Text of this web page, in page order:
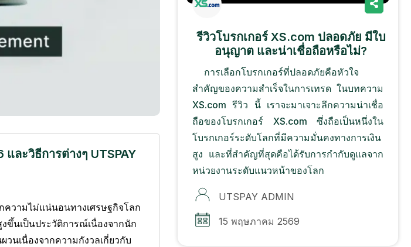
ละวิธีการต่างๆ UTSPAY
วามไม่แน่นอนทางเศรษฐกิจโลก
ขึ้นเป็นประวัติการณ์เนื่องจากนัก
นเนื่องจากความกังวลเกี่ยวกับ
รีวิวโบรกเกอร์ XS.com ปลอดภัย มีใบ
อนุญาต และน่าเชื่อถือหรือไม่?
การเลือกโบรกเกอร์ที่ปลอดภัยคือหัวใจ
สำคัญของความสำเร็จในการเทรด ในบทความ
XS.com รีวิว นี้ เราจะมาเจาะลึกความน่าเชื่อ
ถือของโบรกเกอร์ XS.com ซึ่งถือเป็นหนึ่งใน
โบรกเกอร์ระดับโลกที่มีความมั่นคงทางการเงิน
สูง และที่สำคัญที่สุดคือได้รับการกำกับดูแลจาก
หน่วยงานระดับแนวหน้าของโลก
UTSPAY ADMIN
15 พฤษภาคม 2569